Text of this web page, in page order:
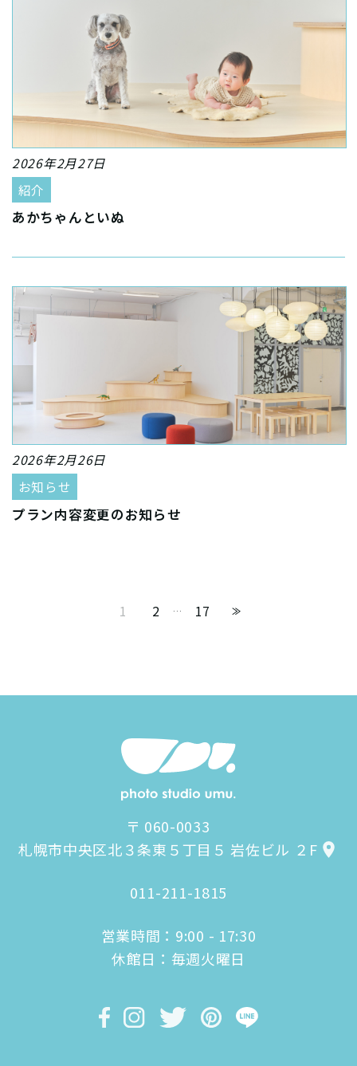
2026年2月27日
紹介
あかちゃんといぬ
2026年2月26日
お知らせ
プラン内容変更のお知らせ
1 2 … 17 ≫
〒 060-0033
札幌市中央区北３条東５丁目５ 岩佐ビル ２F
011-211-1815
営業時間：9:00 - 17:30
休館日：毎週火曜日